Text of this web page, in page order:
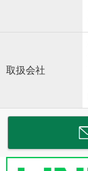
取扱会社